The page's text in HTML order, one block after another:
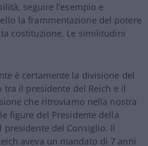
seguire l’esempio e
la frammentazione del potere
costituzione. Le similitudini
è certamente la divisione del
tra il presidente del Reich e il
che ritroviamo nella nostra
figure del Presidente della
presidente del Consiglio. Il
aveva un mandato di 7 anni